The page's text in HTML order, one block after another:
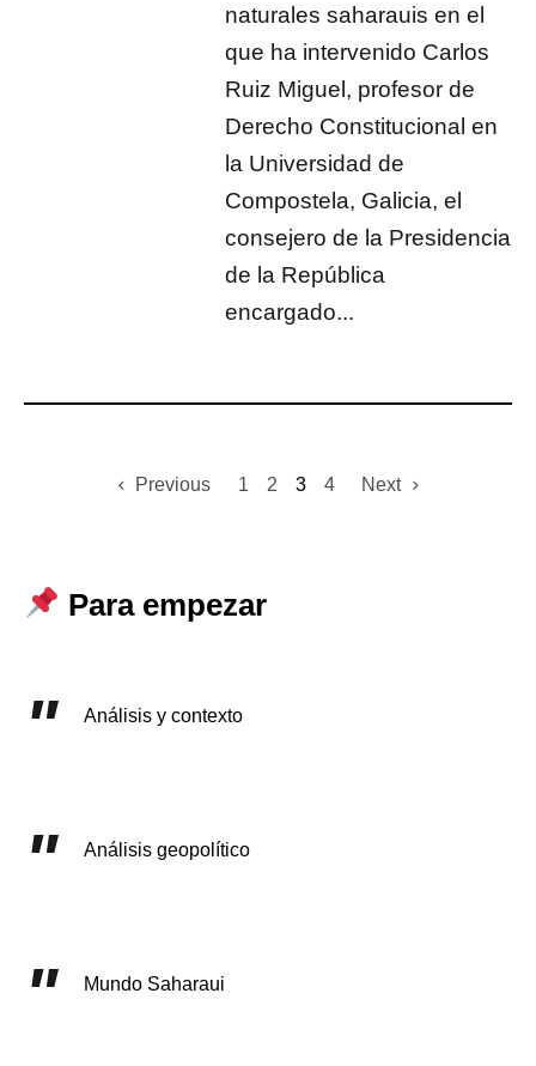
naturales saharauis en el
que ha intervenido Carlos
Ruiz Miguel, profesor de
Derecho Constitucional en
la Universidad de
Compostela, Galicia, el
consejero de la Presidencia
de la República
encargado...
Previous 1 2 3 4 Next
Para empezar
Análisis y contexto
Análisis geopolítico
Mundo Saharaui